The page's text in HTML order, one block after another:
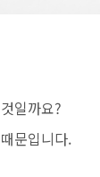
일까요?
문입니다.